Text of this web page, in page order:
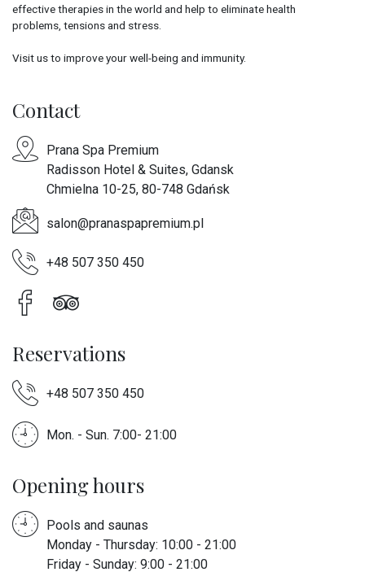
effective therapies in the world and help to eliminate health
problems, tensions and stress.
Visit us to improve your well-being and immunity.
Contact
Prana Spa Premium
Radisson Hotel & Suites, Gdansk
Chmielna 10-25, 80-748 Gdańsk
salon@pranaspapremium.pl
+48 507 350 450
Reservations
+48 507 350 450
Mon. - Sun. 7:00- 21:00
Opening hours
Pools and saunas
Monday - Thursday: 10:00 - 21:00
Friday - Sunday: 9:00 - 21:00